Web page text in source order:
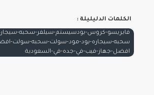
الكلمات الدليليلة :
فابريسو-كروس-بودسيستم-سيلفر-سحبه-
سحبه-سيجاره-بود-مود-سولت-سحبه-سولت-
افضل-جهاز-فيب-في-جده-في-السعودية